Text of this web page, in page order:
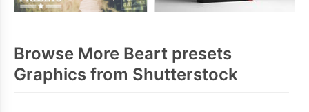
Browse More Beart presets
Graphics from Shutterstock